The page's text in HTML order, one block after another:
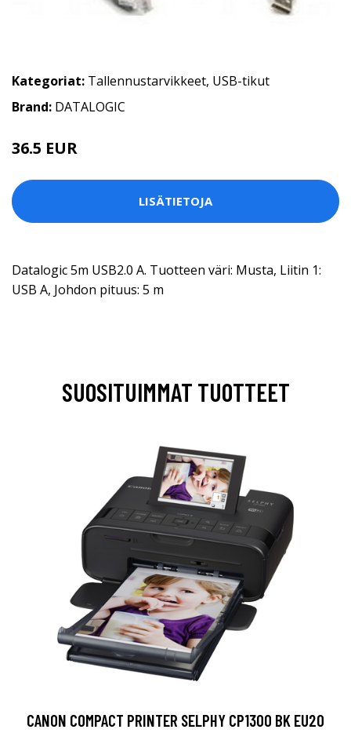
Kategoriat: Tallennustarvikkeet, USB-tikut
Brand: DATALOGIC
36.5 EUR
LISÄTIETOJA
Datalogic 5m USB2.0 A. Tuotteen väri: Musta, Liitin 1:
USB A, Johdon pituus: 5 m
SUOSITUIMMAT TUOTTEET
CANON COMPACT PRINTER SELPHY CP1300 BK EU20